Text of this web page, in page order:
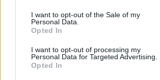
I want to opt-out of the Sale of my
Personal Data.
Opted In
I want to opt-out of processing my
Personal Data for Targeted Advertising.
Opted In
VAI ALLA VERSIONE CLASSICA
Il materiale (testo, foto e video) consultabile in questo portale